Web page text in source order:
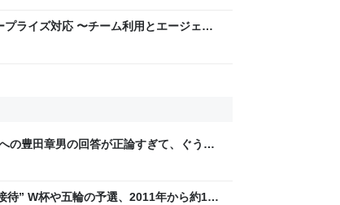
ライズ対応 〜チーム利用とエージェン
Business Engineers' Blog
の豊田章男の回答が正論すぎて、ぐうの
待” W杯や五輪の予選、2011年から約1年